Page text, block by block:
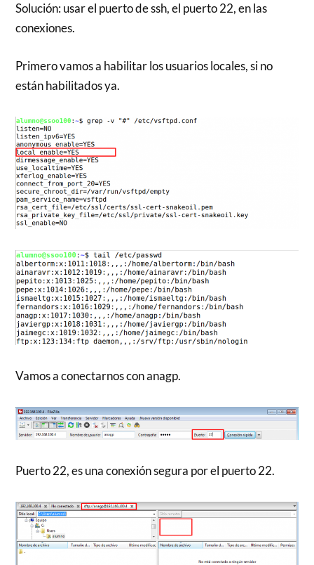
Solución: usar el puerto de ssh, el puerto 22, en las
conexiones.
Primero vamos a habilitar los usuarios locales, si no
están habilitados ya.
Vamos a conectarnos con anagp.
Puerto 22, es una conexión segura por el puerto 22.